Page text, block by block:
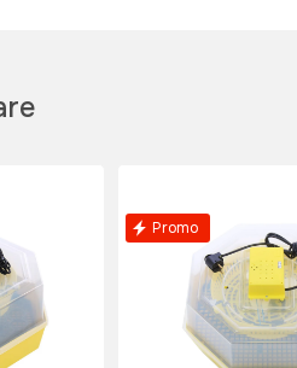
Cirimpei 65
Promo